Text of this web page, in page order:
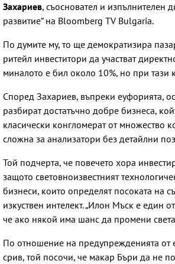
Захариев, съосновател и изпълнителен
развитие“ на Bloomberg TV Bulgaria.
По думите му, то ще демократизира
ритейл инвеститори да участват
миналото е бил около 10%, но при тази
Според Захариев, въпреки еуфорията,
разбират достатъчно добре бизнеса,
класически конгломерат от множество
сложна за анализатори без детайлни
Той подчерта, че повечето хора
защото световноизвестният
бизнеси, които определят посоката на
изкуствен интелект. „Илон Мъск е един
че ако някой има шанс да промени
По отношение на предупрежденията от
срив, той посочи, че макар Бъри да не